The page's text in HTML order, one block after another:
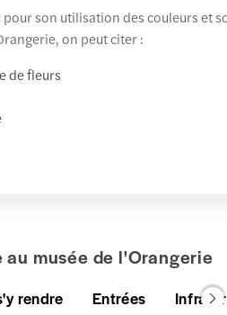
son utilisation des couleurs et
on peut citer :
de fleurs
musée de l'Orangerie
rendre Entrées